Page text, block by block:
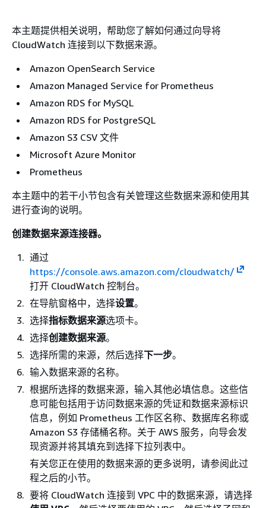
本主题提供相关说明，帮助您了解如何通过向导将
CloudWatch 连接到以下数据来源。
Amazon OpenSearch Service
Amazon Managed Service for Prometheus
Amazon RDS for MySQL
Amazon RDS for PostgreSQL
Amazon S3 CSV 文件
Microsoft Azure Monitor
Prometheus
本主题中的若干小节包含有关管理这些数据来源和使用其
进行查询的说明。
创建数据来源连接器。
通过
https://console.aws.amazon.com/cloudwatch/
打开 CloudWatch 控制台。
在导航窗格中，选择设置。
选择指标数据来源选项卡。
选择创建数据来源。
选择所需的来源，然后选择下一步。
输入数据来源的名称。
根据所选择的数据来源，输入其他必填信息。这些信
息可能包括用于访问数据来源的凭证和数据来源标识
信息，例如 Prometheus 工作区名称、数据库名称或
Amazon S3 存储桶名称。关于 AWS 服务，向导会发
现资源并将其填充到选择下拉列表中。
有关您正在使用的数据来源的更多说明，请参阅此过
程之后的小节。
要将 CloudWatch 连接到 VPC 中的数据来源，请选择